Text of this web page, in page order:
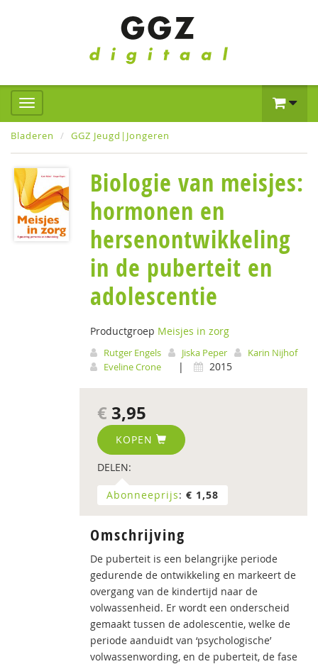
Bladeren GGZ Jeugd|Jongeren
Biologie van meisjes:
hormonen en
hersenontwikkeling
in de puberteit en
adolescentie
Productgroep Meisjes in zorg
Rutger Engels Jiska Peper
Karin Nijhof
Eveline Crone
| 2015
€ 3,95
KOPEN
DELEN:
Abonneeprijs: € 1,58
Omschrijving
De puberteit is een belangrijke periode
gedurende de ontwikkeling en markeert de
overgang van de kindertijd naar de
volwassenheid. Er wordt een onderscheid
gemaakt tussen de adolescentie, welke de
periode aanduidt van ‘psychologische’
volwassenwording, en de puberteit, de fase